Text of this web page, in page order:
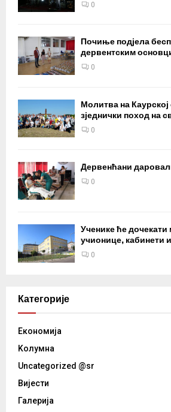
0
Почиње подјела
дервентским
0
Молитва на
зједнички поход на
0
Дервенћани
0
Ученике ће
учионице, кабинети
0
Категорије
Eкономија
Kолумнa
Uncategorized @sr
Вијести
Галерија